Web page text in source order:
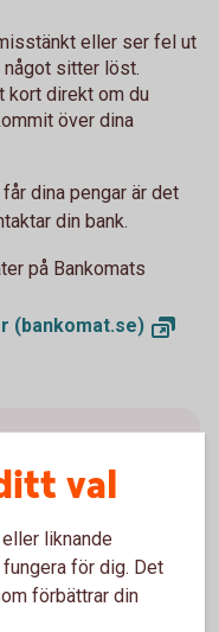
eller ser fel ut
sitter löst.
kort direkt om du
över dina
dina pengar är det
din bank.
på Bankomats
(bankomat.se)
val
liknande
för dig. Det
förbättrar din